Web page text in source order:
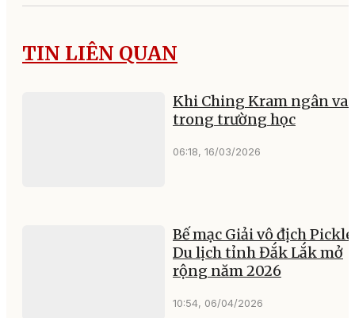
TIN LIÊN QUAN
Khi Ching Kram ngân
trong trường học
06:18, 16/03/2026
Bế mạc Giải vô địch
Du lịch tỉnh Đắk Lắk mở
rộng năm 2026
10:54, 06/04/2026